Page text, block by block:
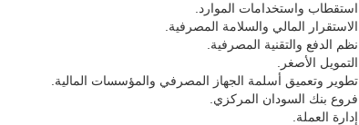
استقطاب واستخدامات الموارد.
الاستقرار المالي والسلامة المصرفية.
نظم الدفع والتقنية المصرفية.
التمويل الأصغر.
تطوير وتعميق أسلمة الجهاز المصرفي والمؤسسات المالية.
فروع بنك السودان المركزي.
إدارة العملة.